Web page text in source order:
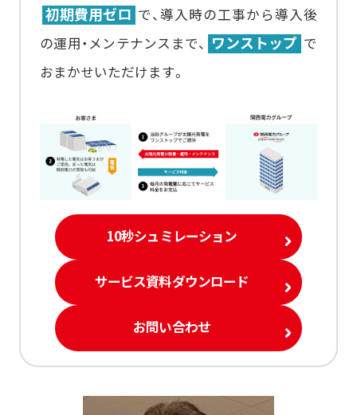
初期費用ゼロ で、導入時の工事から導入後
の運用・メンテナンスまで、 ワンストップ で
おまかせいただけます。
10秒シュミレーション
サービス資料ダウンロード
お問い合わせ